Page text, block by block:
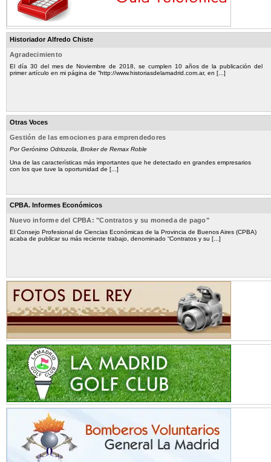
Historiador Alfredo Chiste
Agradecimiento
El día 30 del mes de Noviembre de 2018, se cumplen 10 años de la publicación del
primer artículo en mi página de “http://www.historiasdelamadrid.com.ar, en [...]
Otras Voces
Gestión de las emociones para emprendedores
Por Gerónimo Odriozola, Broker de Remax Roble
Una de las características más importantes que he detectado en grandes empresarios
con los que tuve la oportunidad de [...]
CPBA. Informes Económicos
Nuevo informe del CPBA: "Contratos y su moneda de pago"
El Consejo Profesional de Ciencias Económicas de la Provincia de Buenos Aires (CPBA)
acaba de publicar su más reciente trabajo, denominado “Contratos y su [...]